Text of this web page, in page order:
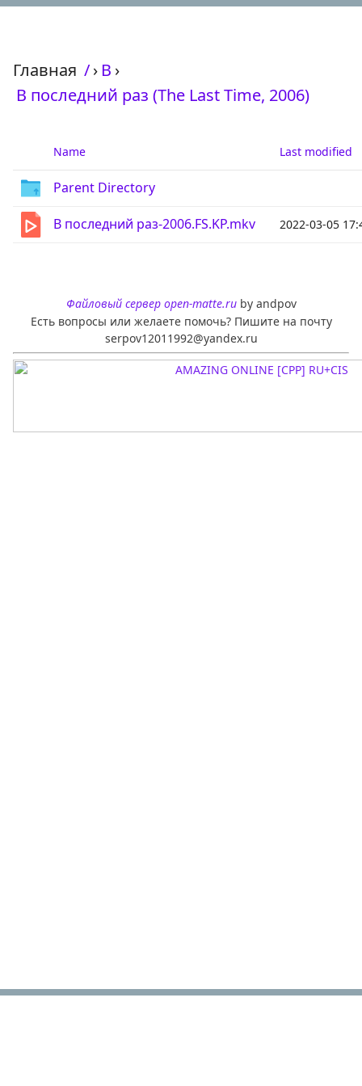
Главная /› В ›
В последний раз (The Last Time, 2006)
Name Last modified
Parent Directory
В последний раз-2006.FS.KP.mkv 2022-03-05
Файловый сервер open-matte.ruby andpov
Есть вопросы или желаете помочь? Пишите на почту
serpov12011992@yandex.ru